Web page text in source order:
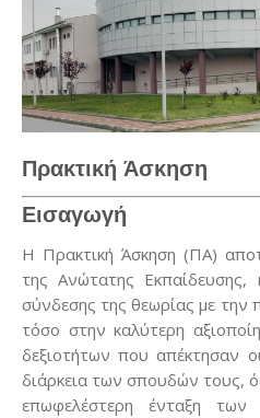
Πρακτική Άσκηση
Εισαγωγή
Η Πρακτική Άσκηση (ΠΑ)
της Ανώτατης
σύνδεσης της θεωρίας με την
τόσο στην καλύτερη
δεξιοτήτων που απέκτησαν
διάρκεια των σπουδών τους,
επωφελέστερη ένταξη